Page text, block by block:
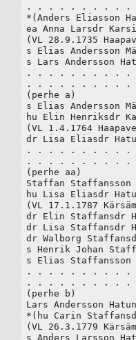
. . . . . . . . . .
*(Anders Eliasson
ea Anna Larsdr
(VL 28.9.1735
s Elias Andersson
s Lars Andersson
. . . . . . . . . .
. . . . . . . . . .
(perhe a)
s Elias Andersson
hu Elin Henriksdr
(VL 1.4.1764
dr Lisa Eliasdr
. . . . . . . . . .
. . . . . . . . . .
(perhe aa)
Staffan Staffansson
hu Lisa Eliasdr
(VL 17.1.1787
dr Elin Staffansdr
dr Lisa Staffansdr
dr Walborg
s Henrik Johan
s Elias Staffansson
. . . . . . . . . .
. . . . . . . . . .
(perhe b)
Lars Andersson
*(hu Carin
(VL 26.3.1779
s Anders Larsson